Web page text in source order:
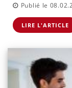
Publié le
LIRE L'ARTICLE